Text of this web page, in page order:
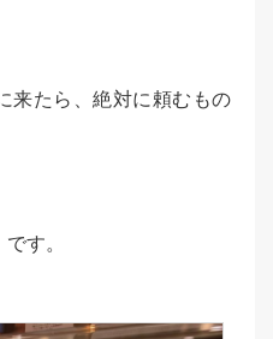
来たら、絶対に頼むもの
です。